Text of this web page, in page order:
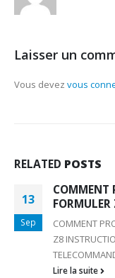
Laisser un
Vous devez vous
RELATED POSTS
13
Sep
COMMENT
FORMULER
COMMENT
Z8
Lire la suite